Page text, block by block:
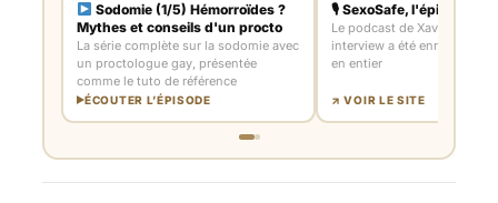
Sodomie (1/5) Hémorroïdes ?
Mythes et conseils d'un procto
La série complète sur la sodomie avec
un proctologue gay, présentée
comme le tuto de référence
ÉCOUTER L’ÉPISODE
🎙 SexoSafe, l'épisode
Le podcast de Xavier
interview a été enregistrée,
en entier
↗ VOIR LE SITE